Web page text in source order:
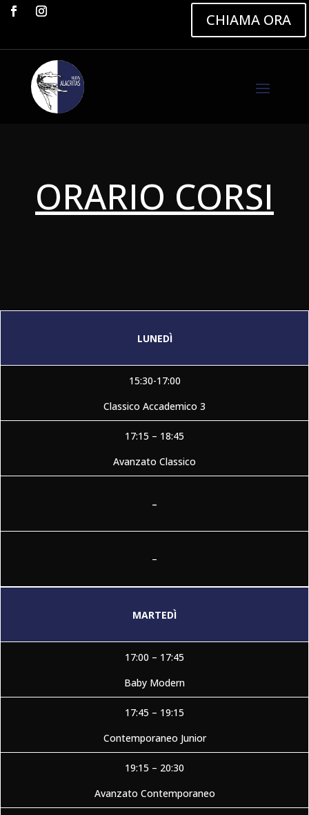
CHIAMA ORA
ORARIO CORSI
LUNEDÌ
15:30-17:00
Classico Accademico 3
17:15 – 18:45
Avanzato Classico
–
–
MARTEDÌ
17:00 – 17:45
Baby Modern
17:45 – 19:15
Contemporaneo Junior
19:15 – 20:30
Avanzato Contemporaneo